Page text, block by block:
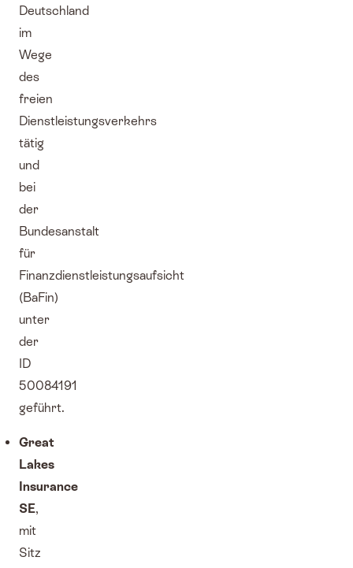
Deutschland
im
Wege
des
freien
Dienstleistungsverkehrs
tätig
und
bei
der
Bundesanstalt
für
Finanzdienstleistungsaufsicht
(BaFin)
unter
der
ID
50084191
geführt.
Great
Lakes
Insurance
SE,
mit
Sitz